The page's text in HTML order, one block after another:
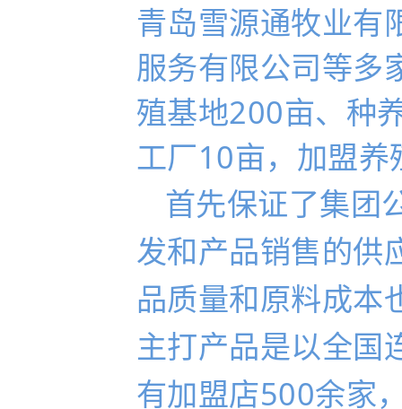
青岛雪源通牧业有
服务有限公司等多
殖基地200亩、种
工厂10亩，加盟
首先保证了集团
发和产品销售的供
品质量和原料成本
主打产品是以全国
有加盟店500余家